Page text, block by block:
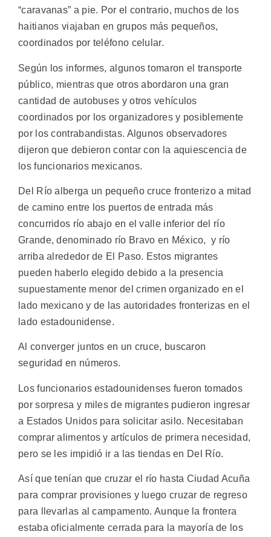
“caravanas” a pie. Por el contrario, muchos de los
haitianos viajaban en grupos más pequeños,
coordinados por teléfono celular.
Según los informes, algunos tomaron el transporte
público, mientras que otros abordaron una gran
cantidad de autobuses y otros vehículos
coordinados por los organizadores y posiblemente
por los contrabandistas. Algunos observadores
dijeron que debieron contar con la aquiescencia de
los funcionarios mexicanos.
Del Río alberga un pequeño cruce fronterizo a mitad
de camino entre los puertos de entrada más
concurridos río abajo en el valle inferior del río
Grande, denominado río Bravo en México, y río
arriba alrededor de El Paso. Estos migrantes
pueden haberlo elegido debido a la presencia
supuestamente menor del crimen organizado en el
lado mexicano y de las autoridades fronterizas en el
lado estadounidense.
Al converger juntos en un cruce, buscaron
seguridad en números.
Los funcionarios estadounidenses fueron tomados
por sorpresa y miles de migrantes pudieron ingresar
a Estados Unidos para solicitar asilo. Necesitaban
comprar alimentos y artículos de primera necesidad,
pero se les impidió ir a las tiendas en Del Río.
Así que tenían que cruzar el río hasta Ciudad Acuña
para comprar provisiones y luego cruzar de regreso
para llevarlas al campamento. Aunque la frontera
estaba oficialmente cerrada para la mayoría de los